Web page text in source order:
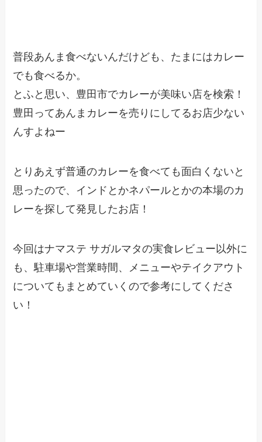
普段あんま食べないんだけども、たまにはカレー
でも食べるか。
とふと思い、豊田市でカレーが美味い店を検索！
豊田ってあんまカレーを売りにしてるお店少ない
んすよねー
とりあえず普通のカレーを食べても面白くないと
思ったので、インドとかネパールとかの本場のカ
レーを探して発見したお店！
今回はナマステ サガルマタの実食レビュー以外に
も、駐車場や営業時間、メニューやテイクアウト
についてもまとめていくので参考にしてくださ
い！